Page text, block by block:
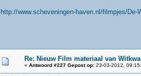
http://www.scheveningen-haven.nl/filmpjes/De-
Re: Nieuw Film materiaal van
« Antwoord #227 Gepost op: 23-03-2012,